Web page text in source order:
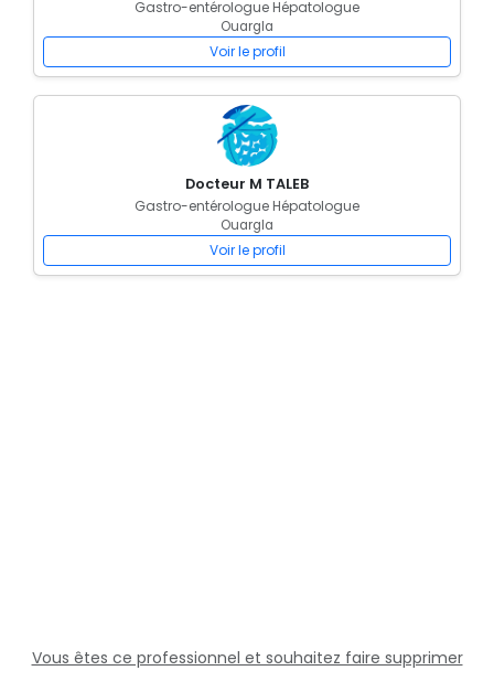
Gastro-entérologue Hépatologue
Ouargla
Voir le profil
Docteur M TALEB
Gastro-entérologue Hépatologue
Ouargla
Voir le profil
Vous êtes ce professionnel et souhaitez faire supprimer